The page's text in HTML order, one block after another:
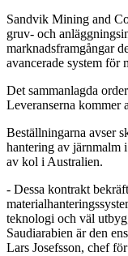
Sandvik Mining and
gruv- och
marknadsframgångar
avancerade system för
Det sammanlagda
Leveranserna kommer
Beställningarna avser
hantering av järnmalm
av kol i Australien.
- Dessa kontrakt
teknologi och väl
Saudiarabien är den
Lars Josefsson, chef